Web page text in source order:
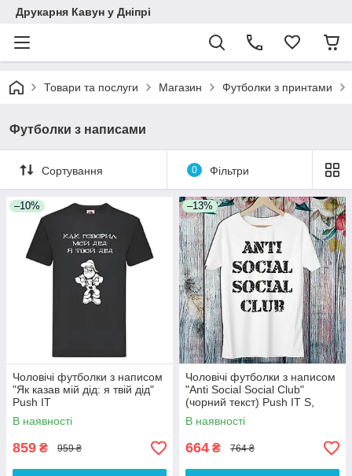
Друкарня Кавун у Дніпрі
Товари та послуги Магазин Футболки з принтами
Футболки з написами
Сортування 0 Фільтри
–10%
Чоловічі футболки з написом
"Як казав мій дід: я твій дід"
Push IT
В наявності
859 ₴ 959 ₴
–13%
Чоловічі футболки з написом
"Anti Social Social Club"
(чорний текст) Push IT S,
Білий
В наявності
664 ₴ 764 ₴